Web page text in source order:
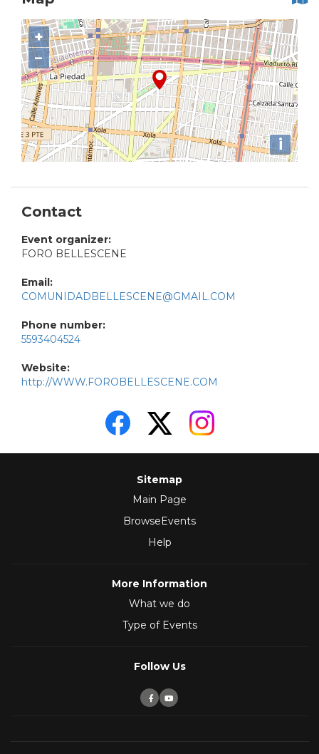
+
−
i
Contact
Event organizer:
FORO BELLESCENE
Email:
COMUNIDADBELLESCENE@GMAIL.COM
Phone number:
5593404524
Website:
http://WWW.FOROBELLESCENE.COM
Sitemap
Main Page
BrowseEvents
Help
More Information
What we do
Type of Events
Follow Us